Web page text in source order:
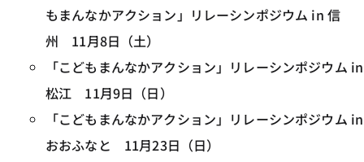
もまんなかアクション」リレーシンポジウム in 信
州 11月8日（土）
「こどもまんなかアクション」リレーシンポジウム in
松江 11月9日（日）
「こどもまんなかアクション」リレーシンポジウム in
おおふなと 11月23日（日）